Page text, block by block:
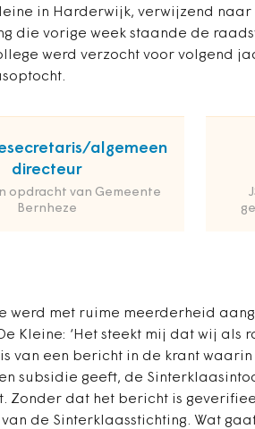
in Harderwijk, verwijzend
die vorige week staande de
werd verzocht voor volgend
algemeen
directeur
opdracht van Gemeente
Bernheze
werd met ruime meerderheid
Kleine: ‘Het steekt mij dat wij als
van een bericht in de krant
subsidie geeft, de
Zonder dat het bericht is
de Sinterklaasstichting. Wat